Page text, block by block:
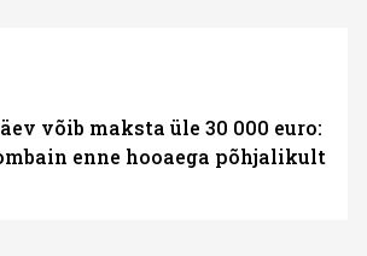
võib maksta üle 30 000 euro:
enne hooaega põhjalikult